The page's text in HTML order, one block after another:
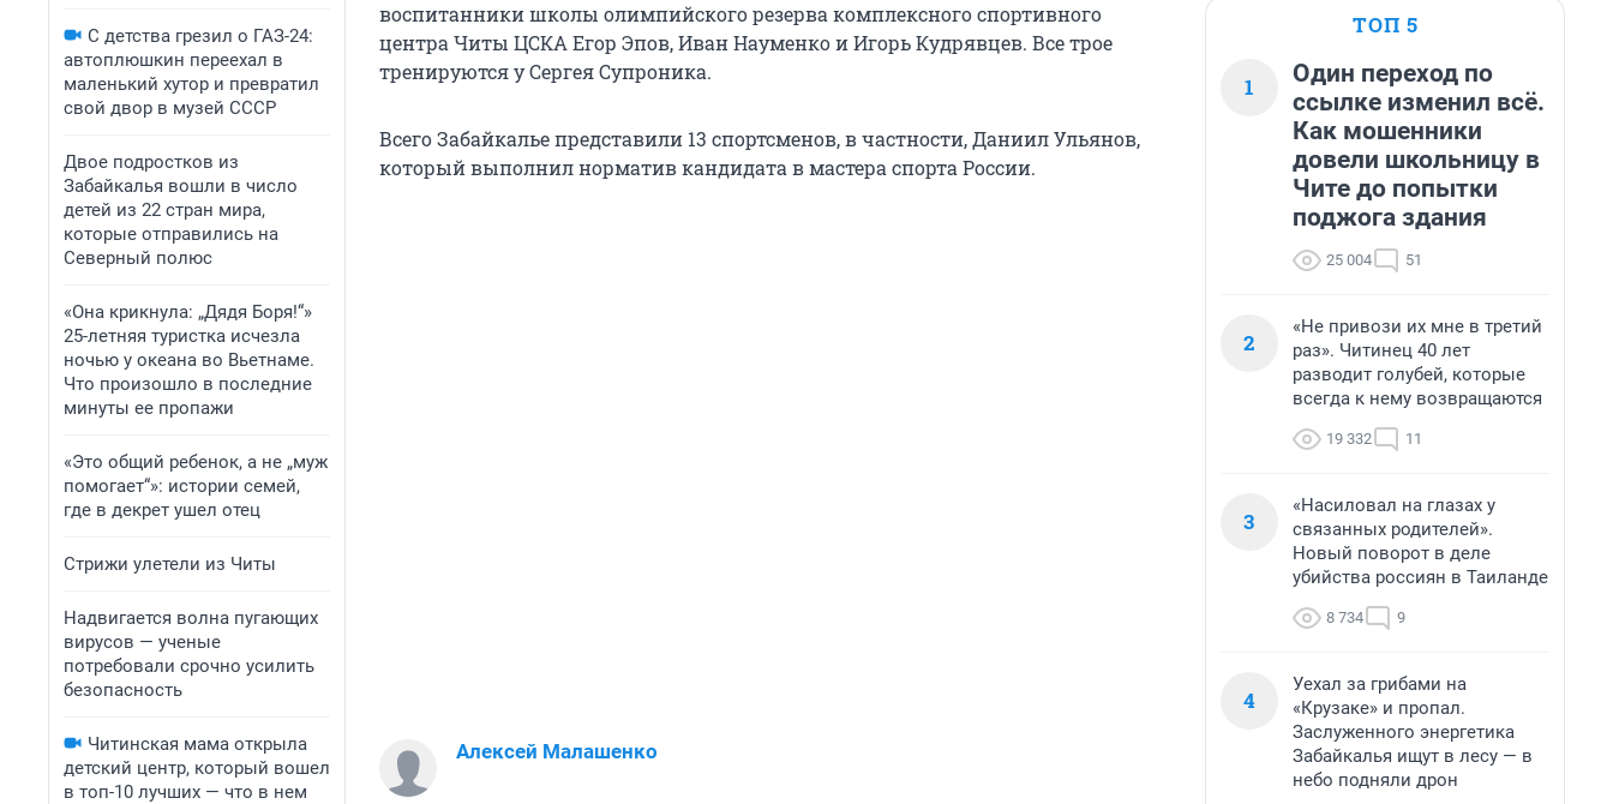
С детства грезил о ГАЗ-24:
автоплюшкин переехал в
маленький хутор и превратил
свой двор в музей СССР
Двое подростков из
Забайкалья вошли в число
детей из 22 стран мира,
которые отправились на
Северный полюс
«Она крикнула: „Дядя Боря!“»
25-летняя туристка исчезла
ночью у океана во Вьетнаме.
Что произошло в последние
минуты ее пропажи
«Это общий ребенок, а не „муж
помогает“»: истории семей,
где в декрет ушел отец
Стрижи улетели из Читы
Надвигается волна пугающих
вирусов — ученые
потребовали срочно усилить
безопасность
Читинская мама открыла
детский центр, который вошел
в топ-10 лучших — что в нем
воспитанники школы олимпийского резерва комплексного спортивного
центра Читы ЦСКА Егор Эпов, Иван Науменко и Игорь Кудрявцев. Все трое
тренируются у Сергея Супроника.
Всего Забайкалье представили 13 спортсменов, в частности, Даниил Ульянов,
который выполнил норматив кандидата в мастера спорта России.
Алексей Малашенко
ТОП 5
1
Один переход по
ссылке изменил всё.
Как мошенники
довели школьницу в
Чите до попытки
поджога здания
25 004 51
2
«Не привози их мне в третий
раз». Читинец 40 лет
разводит голубей, которые
всегда к нему возвращаются
19 332 11
3
«Насиловал на глазах у
связанных родителей».
Новый поворот в деле
убийства россиян в Таиланде
8 734 9
4
Уехал за грибами на
«Крузаке» и пропал.
Заслуженного энергетика
Забайкалья ищут в лесу — в
небо подняли дрон